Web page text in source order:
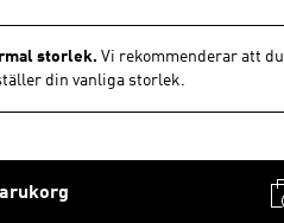
storlek. Vi rekommenderar att du
din vanliga storlek.